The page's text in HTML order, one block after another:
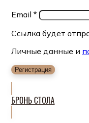
Email *
Ссылка будет
Личные данные и
Регистрация
БРОНЬ СТОЛА